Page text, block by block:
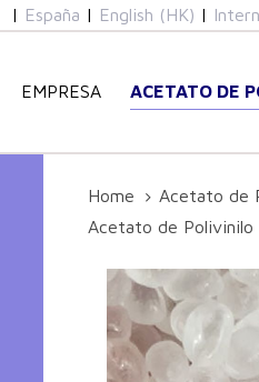
| España | English (HK) |
EMPRESA ACETATO DE
Home
Acetato de
Acetato de Polivinilo